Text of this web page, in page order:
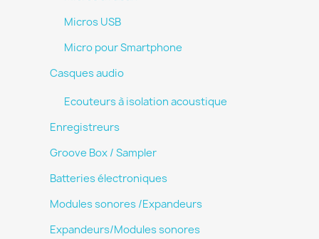
Micros USB
Micro pour Smartphone
Casques audio
Ecouteurs à isolation acoustique
Enregistreurs
Groove Box / Sampler
Batteries électroniques
Modules sonores /Expandeurs
Expandeurs/Modules sonores